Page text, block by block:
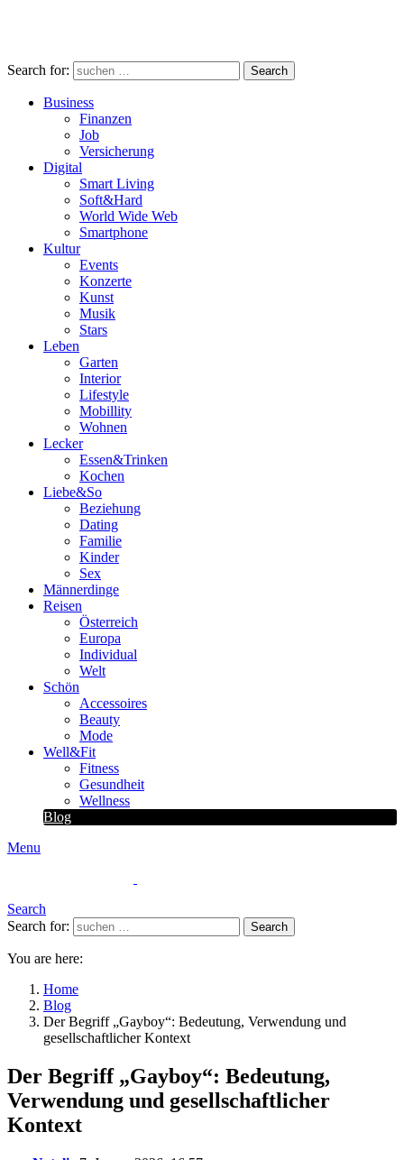
Search for: Search
Business
Finanzen
Job
Versicherung
Digital
Smart Living
Soft&Hard
World Wide Web
Smartphone
Kultur
Events
Konzerte
Kunst
Musik
Stars
Leben
Garten
Interior
Lifestyle
Mobillity
Wohnen
Lecker
Essen&Trinken
Kochen
Liebe&So
Beziehung
Dating
Familie
Kinder
Sex
Männerdinge
Reisen
Österreich
Europa
Individual
Welt
Schön
Accessoires
Beauty
Mode
Well&Fit
Fitness
Gesundheit
Wellness
Blog
Menu
Search
Search for:
Search
You are here:
Home
Blog
Der Begriff „Gayboy“: Bedeutung, Verwendung und
gesellschaftlicher Kontext
Der Begriff „Gayboy“: Bedeutung,
Verwendung und gesellschaftlicher
Kontext